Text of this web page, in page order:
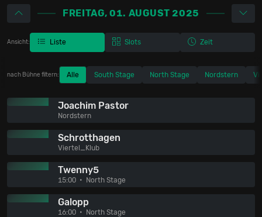
FREITAG, 01. AUGUST 2025
Ansicht: Liste Slots Zeit
nach Bühne filtern: Alle South Stage North Stage Nordstern
Joachim Pastor
Nordstern
Schrotthagen
Viertel_Klub
Twenny5
15:00 North Stage
Galopp
16:00 North Stage